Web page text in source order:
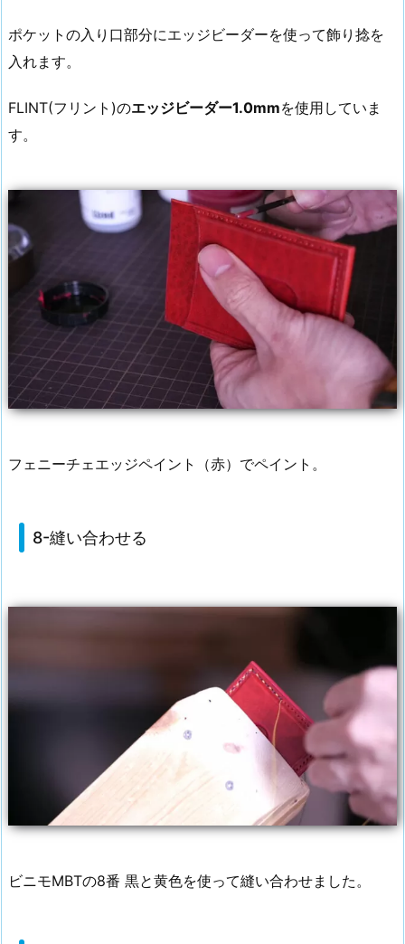
ポケットの入り口部分にエッジビーダーを使って飾り捻を
入れます。
FLINT(フリント)のエッジビーダー1.0mmを使用していま
す。
フェニーチェエッジペイント（赤）でペイント。
8-縫い合わせる
ビニモMBTの8番 黒と黄色を使って縫い合わせました。